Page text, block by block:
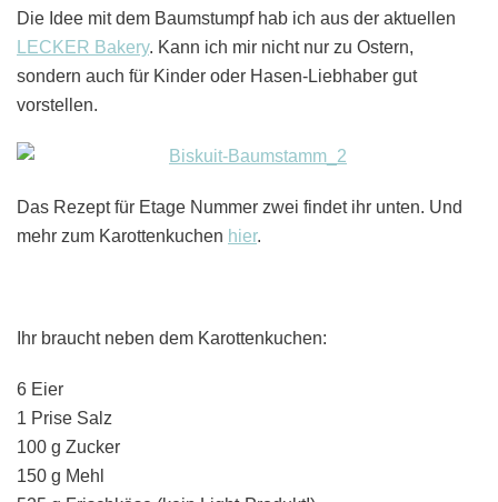
Die Idee mit dem Baumstumpf hab ich aus der aktuellen
LECKER Bakery. Kann ich mir nicht nur zu Ostern,
sondern auch für Kinder oder Hasen-Liebhaber gut
vorstellen.
Das Rezept für Etage Nummer zwei findet ihr unten. Und
mehr zum Karottenkuchen hier.
Ihr braucht neben dem Karottenkuchen:
6 Eier
1 Prise Salz
100 g Zucker
150 g Mehl